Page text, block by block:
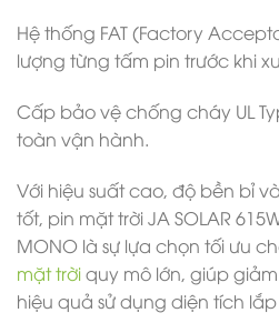
Hệ thống FAT (Factory
lượng từng tấm pin trước khi
Cấp bảo vệ chống cháy UL
toàn vận hành.
Với hiệu suất cao, độ bền bỉ
tốt, pin mặt trời JA SOLAR
MONO là sự lựa chọn tối ưu
mặt trờiquy mô lớn, giúp
hiệu quả sử dụng diện tích